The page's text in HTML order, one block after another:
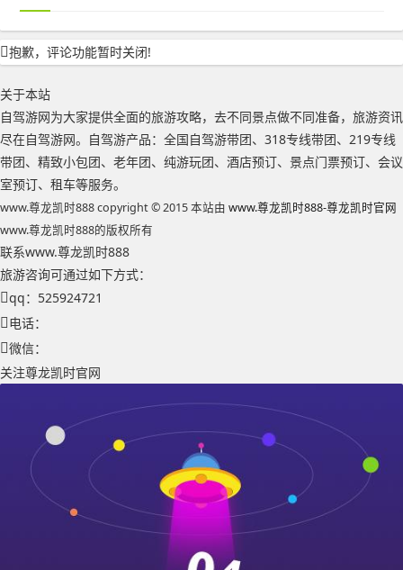
抱歉，评论功能暂时关闭!
关于本站
自驾游网为大家提供全面的旅游攻略，去不同景点做不同准备，旅游资讯
尽在自驾游网。自驾游产品：全国自驾游带团、318专线带团、219专线
带团、精致小包团、老年团、纯游玩团、酒店预订、景点门票预订、会议
室预订、租车等服务。
www.尊龙凯时888 copyright © 2015 本站由 www.尊龙凯时888-尊龙凯时官网
www.尊龙凯时888的版权所有
联系www.尊龙凯时888
旅游咨询可通过如下方式：
qq：525924721
电话：
微信：
关注尊龙凯时官网